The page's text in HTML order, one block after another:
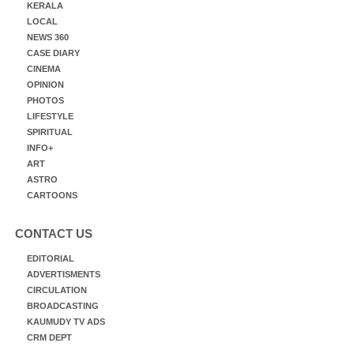
KERALA
LOCAL
NEWS 360
CASE DIARY
CINEMA
OPINION
PHOTOS
LIFESTYLE
SPIRITUAL
INFO+
ART
ASTRO
CARTOONS
CONTACT US
EDITORIAL
ADVERTISMENTS
CIRCULATION
BROADCASTING
KAUMUDY TV ADS
CRM DEPT